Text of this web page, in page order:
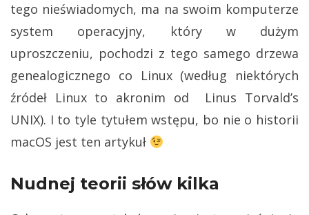
tego nieświadomych, ma na swoim komputerze
system operacyjny, który w dużym
uproszczeniu, pochodzi z tego samego drzewa
genealogicznego co Linux (według niektórych
źródeł Linux to akronim od Linus Torvald’s
UNIX). I to tyle tytułem wstępu, bo nie o historii
macOS jest ten artykuł
Nudnej teorii słów kilka